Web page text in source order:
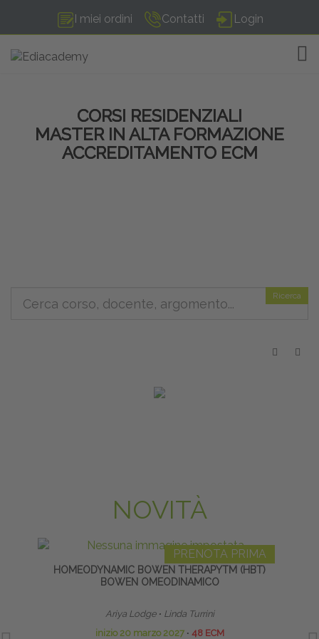
I miei ordini Contatti Login
CORSI RESIDENZIALI
MASTER IN ALTA FORMAZIONE
ACCREDITAMENTO ECM
Ricerca
NOVITÀ
PRENOTA PRIMA
HOMEODYNAMIC BOWEN THERAPYTM (HBT)
BOWEN OMEODINAMICO
Ariya Lodge ∙ Linda Turrini
inizio 20 marzo 2027 ∙ 48 ECM